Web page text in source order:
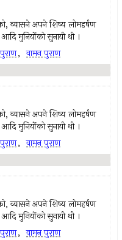
व्यासने अपने शिष्य लोमहर्षण
मुनियोंको सुनायी थी ।
पुराण, वामन पुराण
व्यासने अपने शिष्य लोमहर्षण
मुनियोंको सुनायी थी ।
पुराण, वामन पुराण
व्यासने अपने शिष्य लोमहर्षण
मुनियोंको सुनायी थी ।
पुराण, वामन पुराण